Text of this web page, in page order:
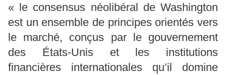
« le consensus néolibéral de Washington
est un ensemble de principes orientés vers
le marché, conçus par le gouvernement
des États-Unis et les institutions
financières internationales qu’il domine